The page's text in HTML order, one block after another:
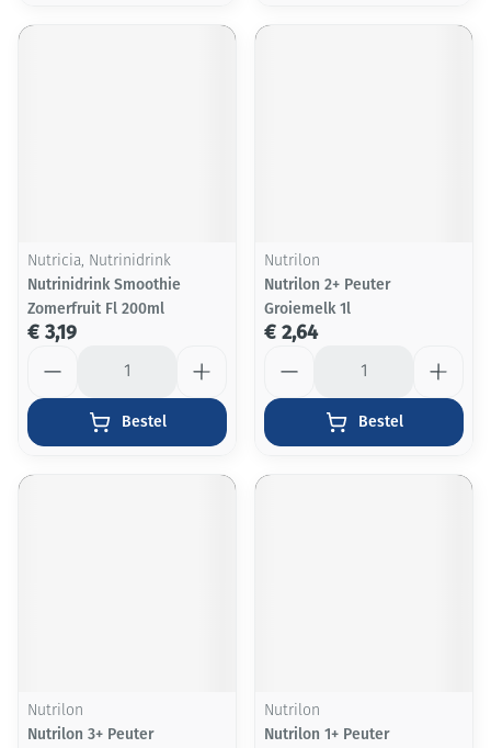
Nutricia, Nutrinidrink
Nutrinidrink Smoothie
Zomerfruit Fl 200ml
€ 3,19
Bestel
Nutrilon
Nutrilon 2+ Peuter
Groiemelk 1l
€ 2,64
Bestel
Nutrilon
Nutrilon 3+ Peuter
Nutrilon
Nutrilon 1+ Peuter